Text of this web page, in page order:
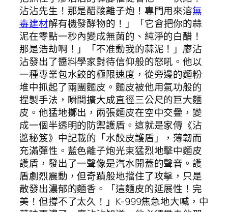
沾沾先生！那是醋酸離子炮！專門用來溶無
毒建材解有機發酵物的！」「它會把你的蒜
泥在零點一秒內變成無菌的、純淨的白醋！
那是浩劫啊！」「不准動我的蒜泥！」廖沾
沾發出了醬料學家對待信仰般的怒吼。他以
一種專業包水餃的極限速度，從旁邊的麵粉
堆中抓起了兩團麵皮。麵皮被他用氣功般的
捏製手法，瞬間擴大成直徑三公尺的巨大麵
皮。他猛地擲出，兩張麵皮在空中交疊，變
成一個半透明的防禦護盾。這就是家傳《沾
醬秘笈》中記載的「水餃皮護盾」，薄韌而
充滿彈性。藍色離子炮光束猛烈地擊中麵皮
護盾，發出了一聲像是汽水開蓋的聲音。護
盾劇烈震動，但奇蹟般地擋住了攻擊，只是
散發出濃郁的麵香。「這麵皮的延展性！完
美！但撐不了太久！」K-999焦急地大喊，中